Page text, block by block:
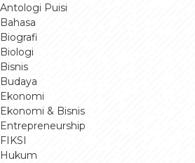
Antologi Puisi
Bahasa
Biografi
Biologi
Bisnis
Budaya
Ekonomi
Ekonomi & Bisnis
Entrepreneurship
FIKSI
Hukum